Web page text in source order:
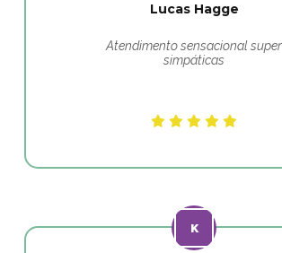
Lucas Hagge
Atendimento sensacional super
simpáticas